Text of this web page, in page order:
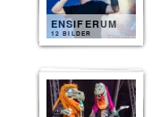
ENSIFERUM
12 BILDER